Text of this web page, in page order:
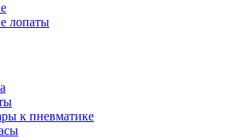
лопаты
к пневматике